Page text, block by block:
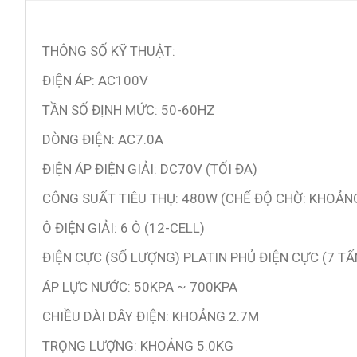
THÔNG SỐ KỸ THUẬT:
ĐIỆN ÁP: AC100V
TẦN SỐ ĐỊNH MỨC: 50-60HZ
DÒNG ĐIỆN: AC7.0A
ĐIỆN ÁP ĐIỆN GIẢI: DC70V (TỐI ĐA)
CÔNG SUẤT TIÊU THỤ: 480W (CHẾ ĐỘ CHỜ:
Ô ĐIỆN GIẢI: 6 Ô (12-CELL)
ĐIỆN CỰC (SỐ LƯỢNG) PLATIN PHỦ ĐIỆN CỰC (7
ÁP LỰC NƯỚC: 50KPA ~ 700KPA
CHIỀU DÀI DÂY ĐIỆN: KHOẢNG 2.7M
TRỌNG LƯỢNG: KHOẢNG 5.0KG